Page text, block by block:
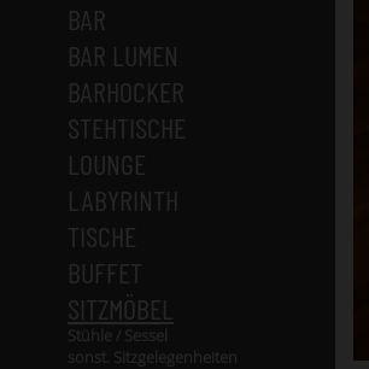
BAR
BAR LUMEN
BARHOCKER
STEHTISCHE
LOUNGE
LABYRINTH
TISCHE
BUFFET
SITZMÖBEL
Stühle / Sessel
sonst. Sitzgelegenheiten